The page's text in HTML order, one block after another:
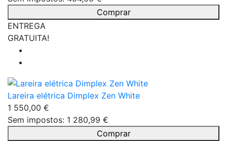
Comprar
ENTREGA
GRATUITA!
Lareira elétrica Dimplex Zen White
1 550,00 €
Sem impostos: 1 280,99 €
Comprar